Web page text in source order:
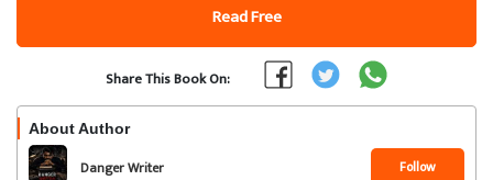
Read Free
Share This Book On:
About Author
Danger Writer Follow